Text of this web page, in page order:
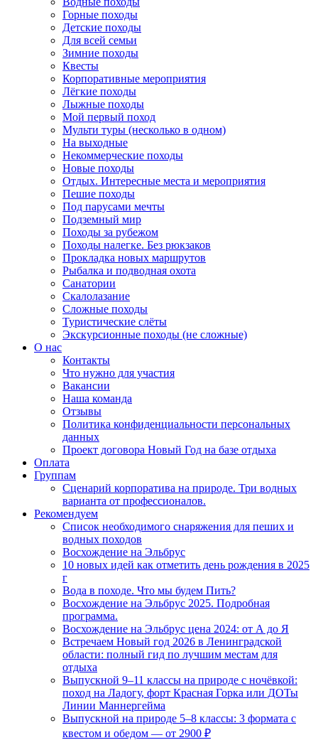
Горные походы
Детские походы
Для всей семьи
Зимние походы
Квесты
Корпоративные мероприятия
Лёгкие походы
Лыжные походы
Мой первый поход
Мульти туры (несколько в одном)
На выходные
Некоммерческие походы
Новые походы
Отдых. Интересные места и мероприятия
Пешие походы
Под парусами мечты
Подземный мир
Походы за рубежом
Походы налегке. Без рюкзаков
Прокладка новых маршрутов
Рыбалка и подводная охота
Санатории
Скалолазание
Сложные походы
Туристические слёты
Экскурсионные походы (не сложные)
О нас
Контакты
Что нужно для участия
Вакансии
Наша команда
Отзывы
Политика конфиденциальности персональных
данных
Проект договора Новый Год на базе отдыха
Оплата
Группам
Сценарий корпоратива на природе. Три водных
варианта от профессионалов.
Рекомендуем
Список необходимого снаряжения для пеших и
водных походов
Восхождение на Эльбрус
10 новых идей как отметить день рождения в 2025
г
Вода в походе. Что мы будем Пить?
Восхождение на Эльбрус 2025. Подробная
программа.
Восхождение на Эльбрус цена 2024: от А до Я
Встречаем Новый год 2026 в Ленинградской
области: полный гид по лучшим местам для
отдыха
Выпускной 9–11 классы на природе с ночёвкой:
поход на Ладогу, форт Красная Горка или ДОТы
Линии Маннергейма
Выпускной на природе 5–8 классы: 3 формата с
квестом и обедом — от 2900 ₽